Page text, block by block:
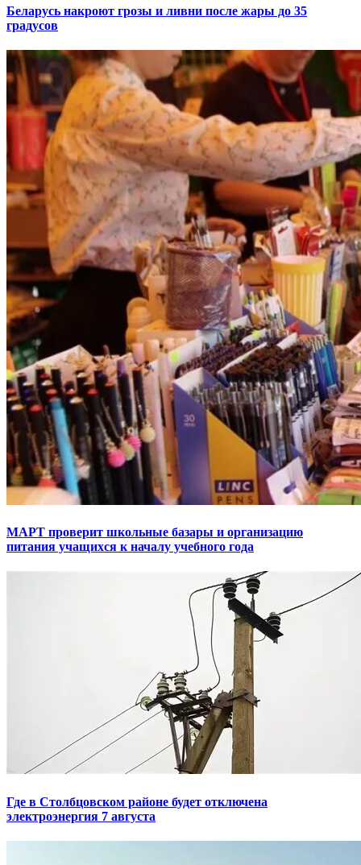
Беларусь накроют грозы и ливни после жары до 35
градусов
МАРТ проверит школьные базары и организацию
питания учащихся к началу учебного года
Где в Столбцовском районе будет отключена
электроэнергия 7 августа